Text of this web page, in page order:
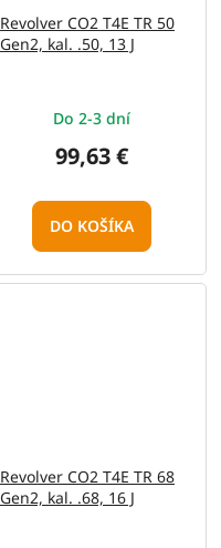
Revolver CO2 T4E TR 50
Gen2, kal. .50, 13 J
Do 2-3 dní
99,63 €
DO KOŠÍKA
Revolver CO2 T4E TR 68
Gen2, kal. .68, 16 J